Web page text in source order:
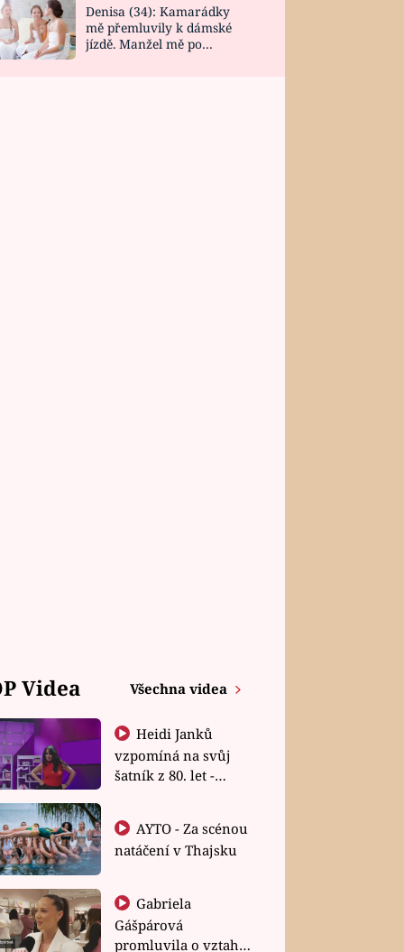
Denisa (34): Kamarádky
mě přemluvily k dámské
jízdě. Manžel mě po
Videa Všechna videa
Heidi Janků
vzpomíná na svůj
šatník z 80. let -
natáčení v Thajsku
Gabriela
Gášpárová
promluvila o vztahu